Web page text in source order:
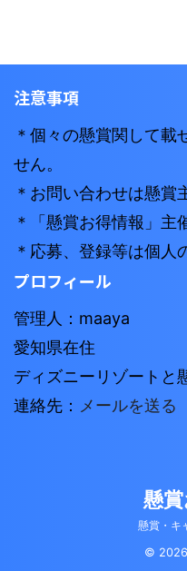
注意事項
＊個々の懸賞関して載
せん。
＊お問い合わせは懸賞
＊「懸賞お得情報」主
＊応募、登録等は個人
プロフィール
管理人：maaya
愛知県在住
ディズニーリゾートと
連絡先： メールを送る
懸
懸賞・キ
© 2026